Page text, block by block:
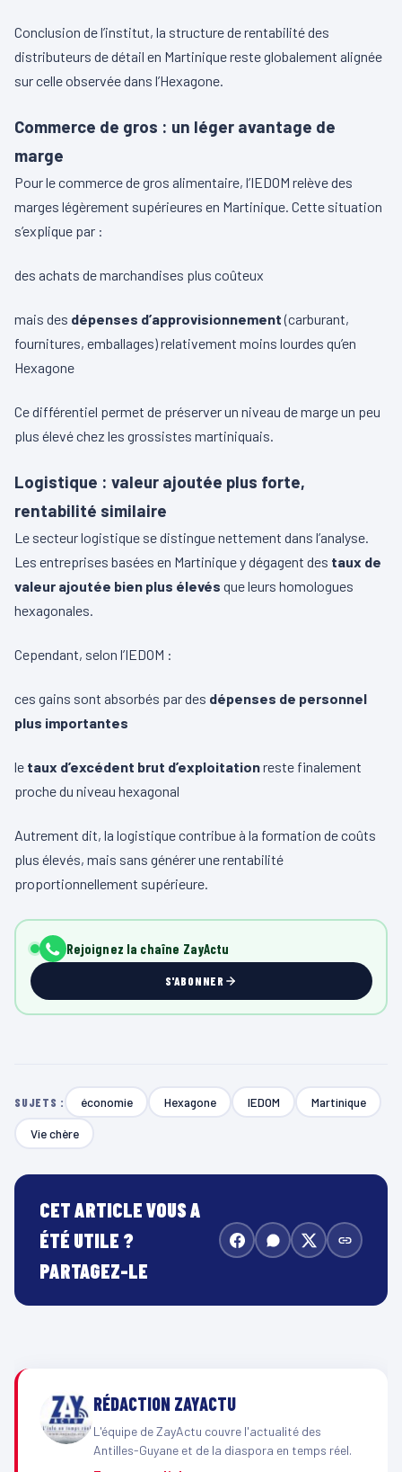
Conclusion de l’institut, la structure de rentabilité des
distributeurs de détail en Martinique reste globalement alignée
sur celle observée dans l’Hexagone.
Commerce de gros : un léger avantage de
marge
Pour le commerce de gros alimentaire, l’IEDOM relève des
marges légèrement supérieures en Martinique. Cette situation
s’explique par :
des achats de marchandises plus coûteux
mais des dépenses d’approvisionnement(carburant,
fournitures, emballages) relativement moins lourdes qu’en
Hexagone
Ce différentiel permet de préserver un niveau de marge un peu
plus élevé chez les grossistes martiniquais.
Logistique : valeur ajoutée plus forte,
rentabilité similaire
Le secteur logistique se distingue nettement dans l’analyse.
Les entreprises basées en Martinique y dégagent des taux de
valeur ajoutée bien plus élevés que leurs homologues
hexagonales.
Cependant, selon l’IEDOM :
ces gains sont absorbés par des dépenses de personnel
plus importantes
le taux d’excédent brut d’exploitationreste finalement
proche du niveau hexagonal
Autrement dit, la logistique contribue à la formation de coûts
plus élevés, mais sans générer une rentabilité
proportionnellement supérieure.
Rejoignez la chaîne ZayActu
S'ABONNER
SUJETS : économie Hexagone IEDOM Martinique
Vie chère
CET ARTICLE VOUS A
ÉTÉ UTILE ?
PARTAGEZ-LE
RÉDACTION ZAYACTU
L'équipe de ZayActu couvre l'actualité des
Antilles-Guyane et de la diaspora en temps réel.